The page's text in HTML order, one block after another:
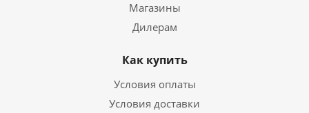
Магазины
Дилерам
Как купить
Условия оплаты
Условия доставки